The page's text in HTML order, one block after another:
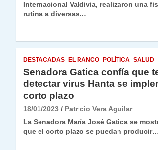
Internacional Valdivia, realizaron una
rutina a diversas…
DESTACADAS EL RANCO POLÍTICA SALUD
Senadora Gatica confía que
detectar virus Hanta se
corto plazo
18/01/2023
Patricio Vera Aguilar
La Senadora María José Gatica se
que el corto plazo se puedan producir…